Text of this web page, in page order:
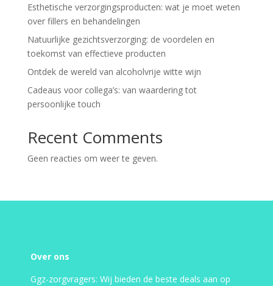
Esthetische verzorgingsproducten: wat je moet weten
over fillers en behandelingen
Natuurlijke gezichtsverzorging: de voordelen en
toekomst van effectieve producten
Ontdek de wereld van alcoholvrije witte wijn
Cadeaus voor collega’s: van waardering tot
persoonlijke touch
Recent Comments
Geen reacties om weer te geven.
Over ons
Ggz-zorgvragers: Wij bieden de beste deals aan op